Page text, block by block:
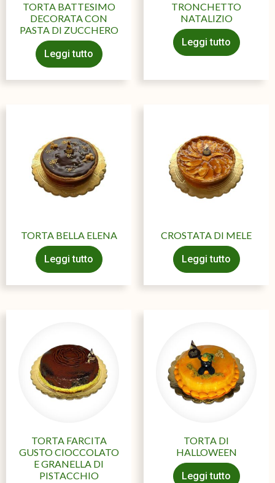
TORTA BATTESIMO
DECORATA CON
PASTA DI ZUCCHERO
Leggi tutto
TRONCHETTO
NATALIZIO
Leggi tutto
TORTA BELLA ELENA
Leggi tutto
CROSTATA DI MELE
Leggi tutto
TORTA FARCITA
GUSTO CIOCCOLATO
E GRANELLA DI
PISTACCHIO
TORTA DI
HALLOWEEN
Leggi tutto